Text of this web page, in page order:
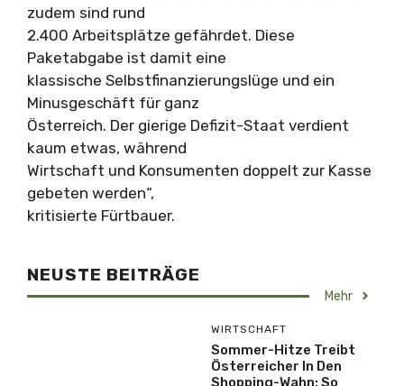
zudem sind rund
2.400 Arbeitsplätze gefährdet. Diese
Paketabgabe ist damit eine
klassische Selbstfinanzierungslüge und ein
Minusgeschäft für ganz
Österreich. Der gierige Defizit-Staat verdient
kaum etwas, während
Wirtschaft und Konsumenten doppelt zur Kasse
gebeten werden“,
kritisierte Fürtbauer.
NEUSTE BEITRÄGE
Mehr
WIRTSCHAFT
Sommer-Hitze Treibt
Österreicher In Den
Shopping-Wahn: So